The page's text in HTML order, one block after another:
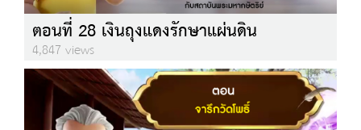
ตอนที่ 28 เงินถุงแดงรักษาแผ่นดิน
4,847 views